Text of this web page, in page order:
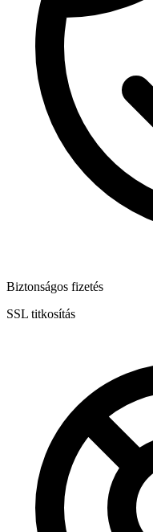
Biztonságos fizetés
SSL titkosítás